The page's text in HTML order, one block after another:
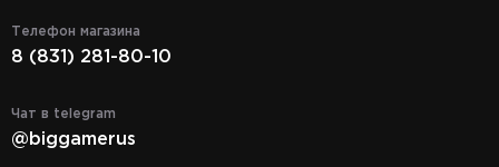
Телефон магазина
8 (831) 281-80-10
Чат в telegram
@biggamerus